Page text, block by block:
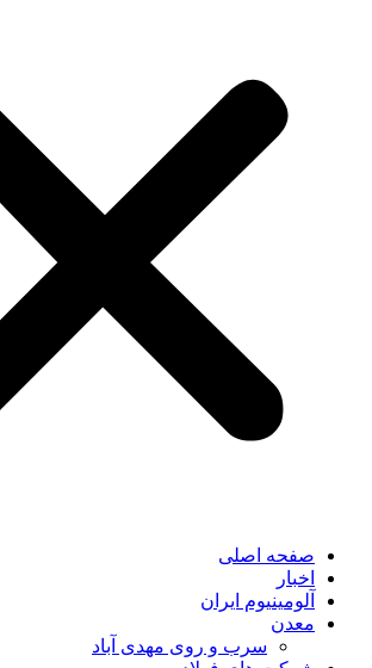
صفحه اصلی
اخبار
آلومینیوم ایران
معدن
سرب و روی مهدی آباد